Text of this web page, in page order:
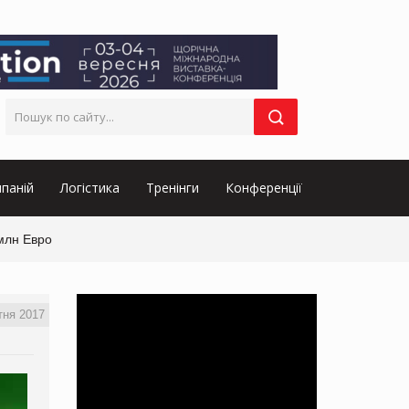
Логістика Тренінги Конференції
Евро
2017